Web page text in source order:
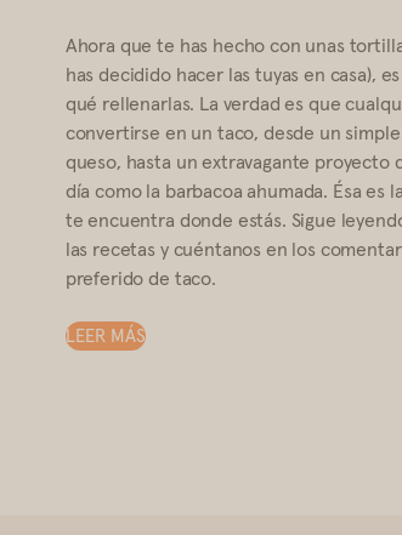
Ahora que te has hecho con unas
has decidido hacer las tuyas en casa),
qué rellenarlas. La verdad es que
convertirse en un taco, desde un
queso, hasta un extravagante proyecto
día como la barbacoa ahumada. Ésa es
te encuentra donde estás. Sigue
las recetas y cuéntanos en los
preferido de taco.
LEER MÁS